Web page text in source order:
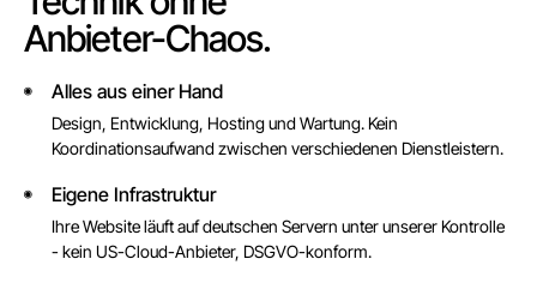
Anbieter-Chaos.
◉ Alles aus einer Hand
Design, Entwicklung, Hosting und Wartung. Kein
Koordinationsaufwand zwischen verschiedenen Dienstleistern.
◉ Eigene Infrastruktur
Ihre Website läuft auf deutschen Servern unter unserer Kontrolle
- kein US-Cloud-Anbieter, DSGVO-konform.